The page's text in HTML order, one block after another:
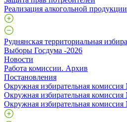
Реализация алкогольной продукции
Руднянская территориальная
Выборы Госдума -2026
Новости
Работа комиссии. Архив
Постановления
Окружная избирательная комиссия
Окружная избирательная
Окружная избирательная